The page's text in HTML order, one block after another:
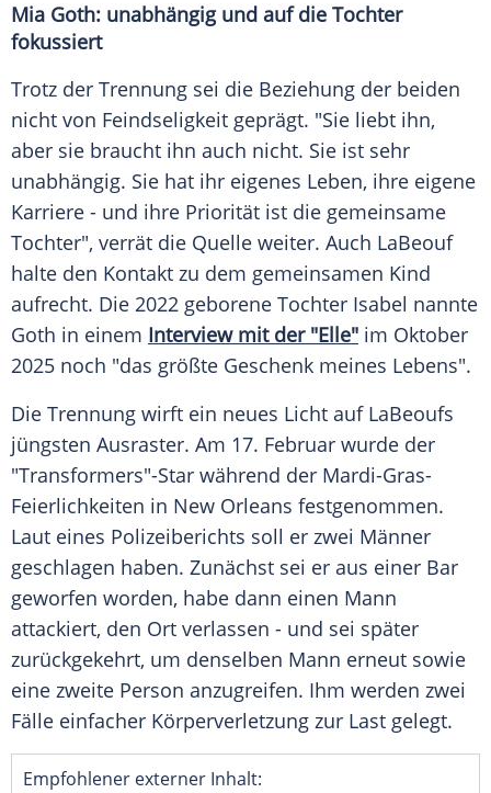
Mia Goth: unabhängig und auf die Tochter
fokussiert
Trotz der Trennung sei die Beziehung der beiden
nicht von Feindseligkeit geprägt. "Sie liebt ihn,
aber sie braucht ihn auch nicht. Sie ist sehr
unabhängig. Sie hat ihr eigenes Leben, ihre eigene
Karriere - und ihre Priorität ist die gemeinsame
Tochter", verrät die Quelle weiter. Auch LaBeouf
halte den Kontakt zu dem gemeinsamen Kind
aufrecht. Die 2022 geborene Tochter Isabel nannte
Goth in einem Interview mit der "Elle" im Oktober
2025 noch "das größte Geschenk meines Lebens".
Die Trennung wirft ein neues Licht auf LaBeoufs
jüngsten Ausraster. Am 17. Februar wurde der
"Transformers"-Star während der Mardi-Gras-
Feierlichkeiten in New Orleans festgenommen.
Laut eines Polizeiberichts soll er zwei Männer
geschlagen haben. Zunächst sei er aus einer Bar
geworfen worden, habe dann einen Mann
attackiert, den Ort verlassen - und sei später
zurückgekehrt, um denselben Mann erneut sowie
eine zweite Person anzugreifen. Ihm werden zwei
Fälle einfacher Körperverletzung zur Last gelegt.
Empfohlener externer Inhalt: